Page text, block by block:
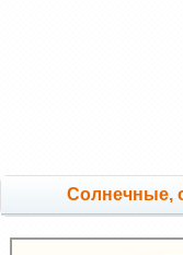
Cолнечные,